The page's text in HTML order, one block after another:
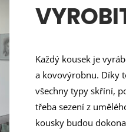
Každý kousek je
a kovovýrobnu. Díky
všechny typy skříní,
třeba sezení z
kousky budou